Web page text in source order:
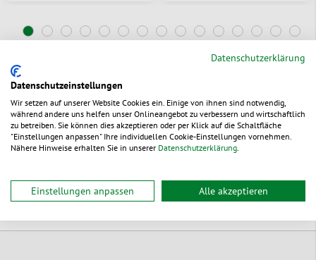
Alle nachhaltigen Produkte von packVerde entdecken
Datenschutzerklärung
Datenschutzeinstellungen
Wir setzen auf unserer Website Cookies ein. Einige von ihnen sind notwendig,
während andere uns helfen unser Onlineangebot zu verbessern und wirtschaftlich
zu betreiben. Sie können dies akzeptieren oder per Klick auf die Schaltfläche
"Einstellungen anpassen" Ihre individuellen Cookie-Einstellungen vornehmen.
Nähere Hinweise erhalten Sie in unserer Datenschutzerklärung.
Einstellungen anpassen Alle akzeptieren